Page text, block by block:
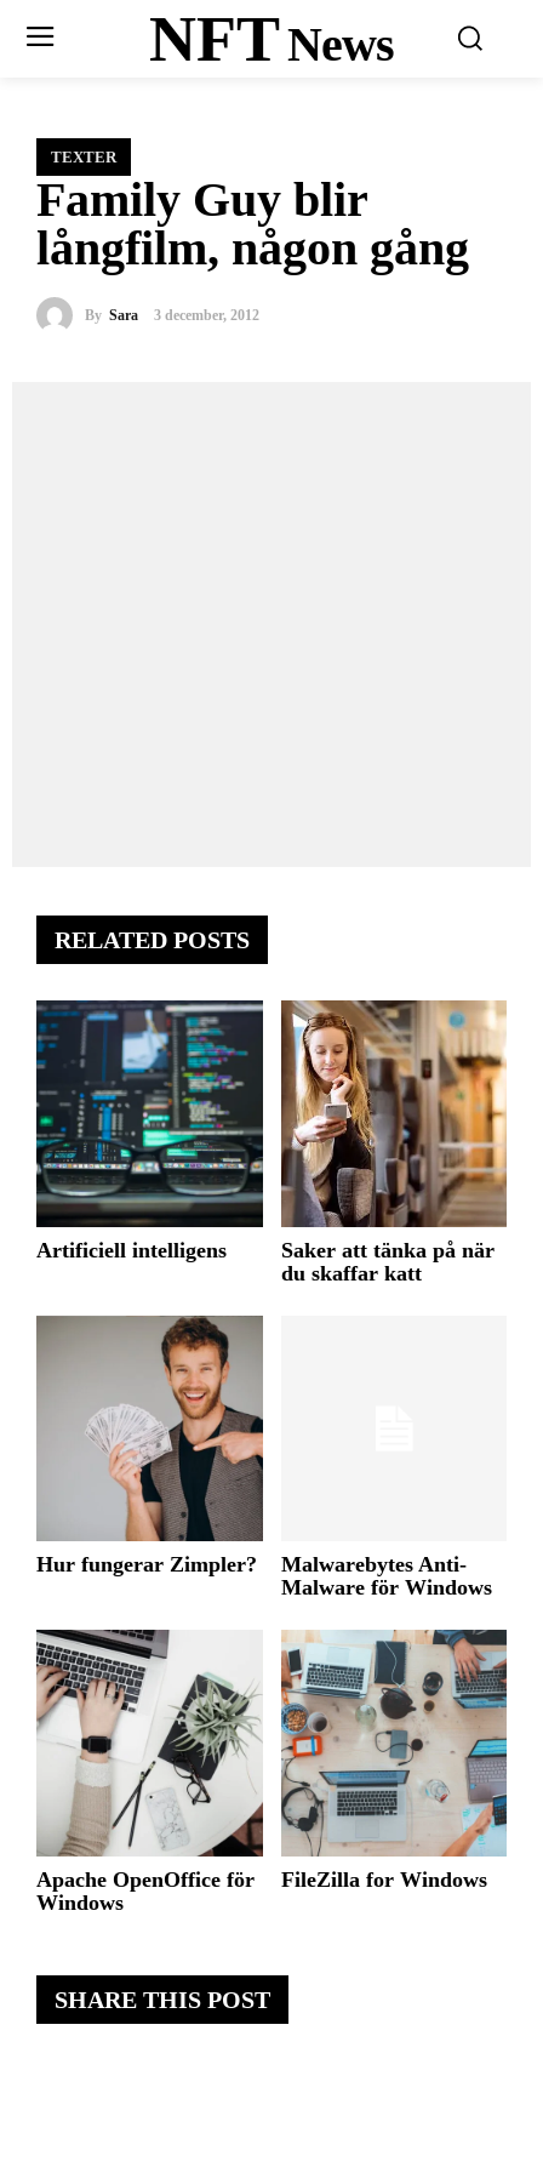
NFTNews
TEXTER
Family Guy blir
långfilm, någon gång
By Sara 3 december, 2012
SHARE THIS POST
RELATED POSTS
Artificiell intelligens
Saker att tänka på när
du skaffar katt
Hur fungerar Zimpler?
Malwarebytes Anti-
Malware för Windows
Apache OpenOffice för
Windows
FileZilla for Windows